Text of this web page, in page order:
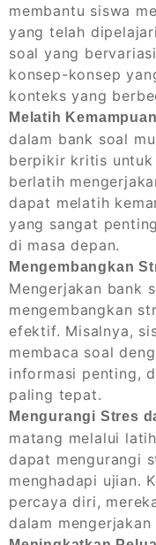
membantu siswa
yang telah
soal yang
konsep-konsep
konteks yang
Melatih
dalam bank soal
berpikir kritis untuk
berlatih
dapat melatih
yang sangat
di masa depan.
Mengembangkan
Mengerjakan bank
mengembangkan
efektif. Misalnya,
membaca soal
informasi penting,
paling tepat.
Mengurangi Stres
matang melalui
dapat mengurangi
menghadapi ujian.
percaya diri,
dalam mengerjakan